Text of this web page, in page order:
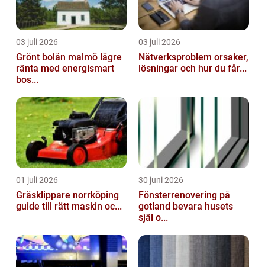
03 juli 2026
Grönt bolån malmö lägre
ränta med energismart
bos...
03 juli 2026
Nätverksproblem orsaker,
lösningar och hur du får...
01 juli 2026
Gräsklippare norrköping
guide till rätt maskin oc...
30 juni 2026
Fönsterrenovering på
gotland bevara husets
själ o...